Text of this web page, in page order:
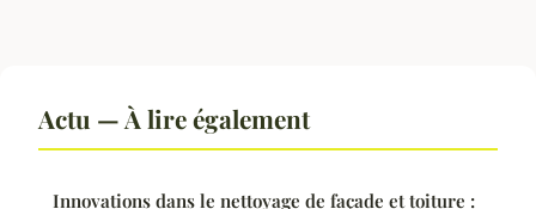
Actu — À lire également
Innovations dans le nettoyage de façade et toiture :